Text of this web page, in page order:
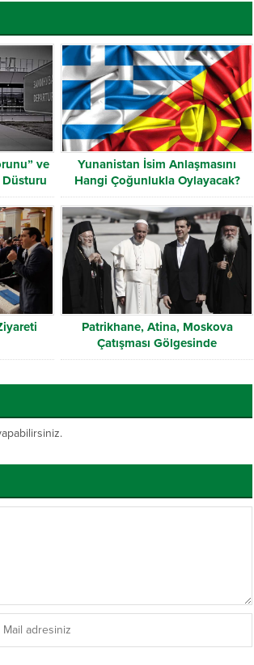
ve
Düsturu
Yunanistan İsim Anlaşmasını
Hangi Çoğunlukla Oylayacak?
Patrikhane, Atina, Moskova
Çatışması Gölgesinde
Yunanistan’da Anayasa Değişikliği